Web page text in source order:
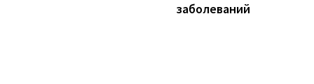
заболеваний